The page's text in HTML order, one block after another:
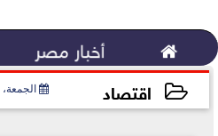
 أخبار مصر
اقتصاد الجمعة، 28 أكتوبر 2022